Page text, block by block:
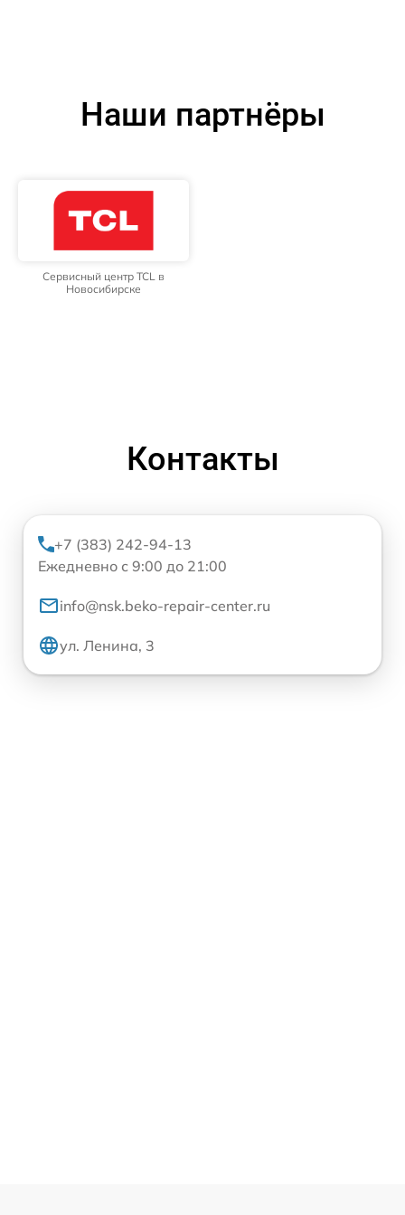
Наши партнёры
Сервисный центр TCL в
Новосибирске
Контакты
+7 (383) 242-94-13
Ежедневно с 9:00 до 21:00
info@nsk.beko-repair-center.ru
ул. Ленина, 3